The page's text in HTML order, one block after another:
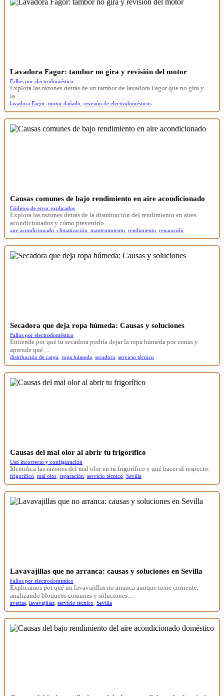
Lavadora Fagor: tambor no gira y revisión del motor
Fallos por electrodoméstico
Explora las razones detrás de un tambor de lavadora Fagor que no gira y
la…
lavadora Fagor motor dañado revisión de electrodomésticos
Causas comunes de bajo rendimiento en aire acondicionado
Códigos de error explicados
Explora las razones detrás de la disminución del rendimiento en aires
acondicionados y cómo prevenirlo.
aire acondicionado climatización mantenimiento rendimiento reparación
Secadora que deja ropa húmeda: Causas y soluciones
Fallos por electrodoméstico
Entiende por qué tu secadora podría dejar la ropa húmeda por zonas y
aprende qué…
distribución de carga ropa húmeda secadora servicio técnico
Causas del mal olor al abrir tu frigorífico
Uso incorrecto y configuración
Identifica las razones del mal olor en tu frigorífico y qué hacer al respecto.
frigorífico mal olor reparación servicio técnico Sevilla
Lavavajillas que no arranca: causas y soluciones en Sevilla
Fallos por electrodoméstico
Explicamos por qué un lavavajillas no arranca aunque tiene corriente,
analizando bloqueos comunes y soluciones…
averías lavavajillas servicio técnico Sevilla